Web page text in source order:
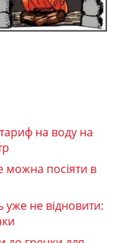
на воду на
посіяти в
не відновити: